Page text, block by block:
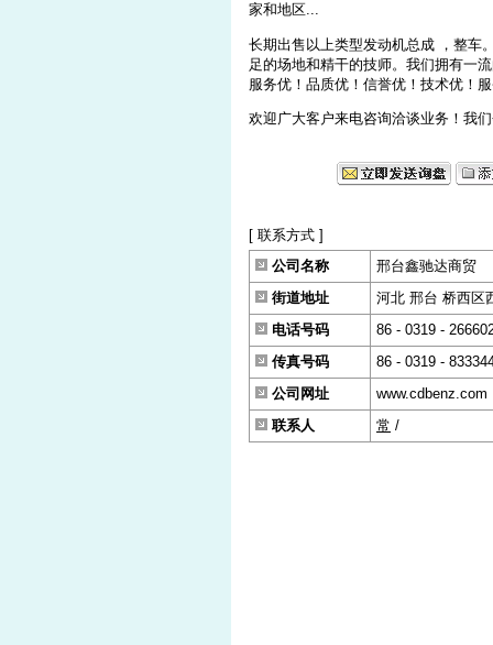
家和地区...
长期出售以上类型发动机总成 ，整车
足的场地和精干的技师。我们拥有一
服务优！品质优！信誉优！技术优！
欢迎广大客户来电咨询洽谈业务！我
[ 联系方式 ]
公司名称
邢台鑫驰达商贸
街道地址
河北 邢台 桥西区
电话号码
86 - 0319 -
传真号码
86 - 0319 -
公司网址
www.cdbenz.com
联系人
常 /